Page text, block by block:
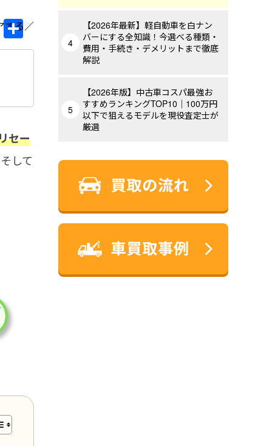
Li
n
共
有
セー
して
【2026年最新】軽自動車を白ナン
バーにする全知識！今選べる種類・
費用・手続き・デメリットまで徹底
解説
【2026年版】中古車コスパ最強お
すすめランキングTOP10｜100万円
以下で狙えるモデルを現役査定士が
厳選